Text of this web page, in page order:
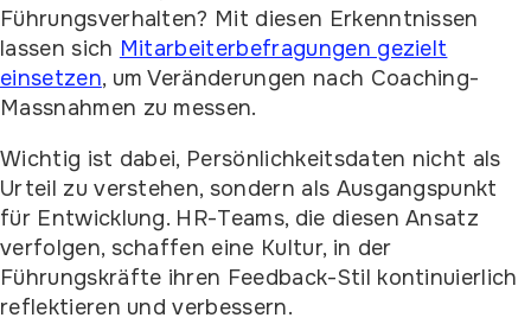
Führungsverhalten? Mit diesen Erkenntnissen
lassen sich Mitarbeiterbefragungen gezielt
einsetzen, um Veränderungen nach Coaching-
Massnahmen zu messen.
Wichtig ist dabei, Persönlichkeitsdaten nicht als
Urteil zu verstehen, sondern als Ausgangspunkt
für Entwicklung. HR-Teams, die diesen Ansatz
verfolgen, schaffen eine Kultur, in der
Führungskräfte ihren Feedback-Stil kontinuierlich
reflektieren und verbessern.